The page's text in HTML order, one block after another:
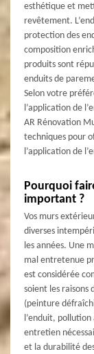
esthétique et
revêtement.
protection des
composition
produits sont
enduits de
Selon votre
l’application de
AR Rénovation
techniques pour
l’application de
Pourquoi
important ?
Vos murs
diverses
les années. Une
mal entretenue
est considérée
soient les raisons
(peinture
l’enduit,
entretien
et la durabilité